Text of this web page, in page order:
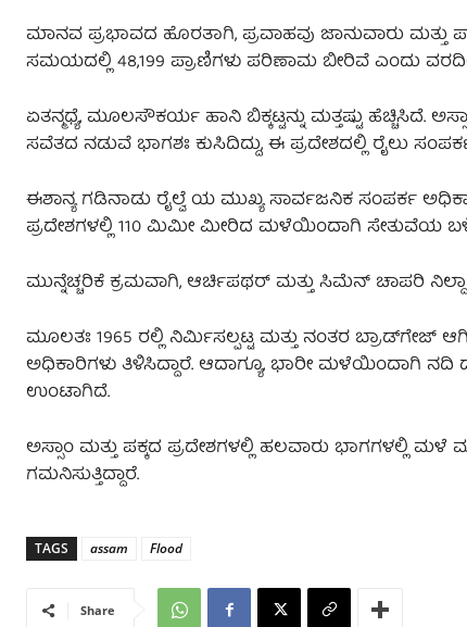
ಮಾನವ ಪ್ರಭಾವದ ಹೊರತಾಗಿ, ಪ್ರವಾಹವು ಜಾನುವಾರು
ಸಮಯದಲ್ಲಿ 48,199 ಪ್ರಾಣಿಗಳು ಪರಿಣಾಮ ಬೀರಿವೆ ಎಂದು
ಏತನ್ಮಧ್ಯೆ, ಮೂಲಸೌಕರ್ಯ ಹಾನಿ ಬಿಕ್ಕಟ್ಟನ್ನು ಮತ್ತಷ್ಟು
ಸವೆತದ ನಡುವೆ ಭಾಗಶಃ ಕುಸಿದಿದ್ದು, ಈ ಪ್ರದೇಶದಲ್ಲಿ ರೈಲು
ಈಶಾನ್ಯ ಗಡಿನಾಡು ರೈಲ್ವೆ ಯ ಮುಖ್ಯ ಸಾರ್ವಜನಿಕ ಸಂಪರ್ಕ
ಪ್ರದೇಶಗಳಲ್ಲಿ 110 ಮಿಮೀ ಮೀರಿದ ಮಳೆಯಿಂದಾಗಿ ಸೇತುವೆಯ
ಮುನ್ನೆಚ್ಚರಿಕೆ ಕ್ರಮವಾಗಿ, ಆರ್ಚಿಪಥರ್ ಮತ್ತು ಸಿಮೆನ್ ಚಾಪರಿ
ಮೂಲತಃ 1965 ರಲ್ಲಿ ನಿರ್ಮಿಸಲ್ಪಟ್ಟ ಮತ್ತು ನಂತರ ಬ್ರಾಡ್‌ಗೇಜ್
ಅಧಿಕಾರಿಗಳು ತಿಳಿಸಿದ್ದಾರೆ. ಆದಾಗ್ಯೂ, ಭಾರೀ ಮಳೆಯಿಂದಾಗಿ
ಉಂಟಾಗಿದೆ.
ಅಸ್ಸಾಂ ಮತ್ತು ಪಕ್ಕದ ಪ್ರದೇಶಗಳಲ್ಲಿ ಹಲವಾರು ಭಾಗಗಳಲ್ಲಿ
ಗಮನಿಸುತ್ತಿದ್ದಾರೆ.
TAGS assam Flood
Share